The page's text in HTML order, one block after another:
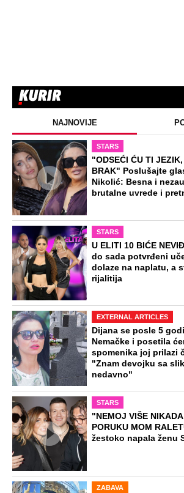
NAJNOVIJE
STARS
"ODSEĆI ĆU TI JEZIK,
BRAK" Poslušajte
Nikolić: Besna i
brutalne uvrede i
STARS
U ELITI 10 BIĆE
do sada potvrđeni
dolaze na naplatu, a
rijalitija
EXTERNAL ARTICLES
Dijana se posle 5
Nemačke i posetila
spomenika joj prilazi
"Znam devojku sa
nedavno"
STARS
"NEMOJ VIŠE
PORUKU MOM
žestoko napala ženu
ZABAVA